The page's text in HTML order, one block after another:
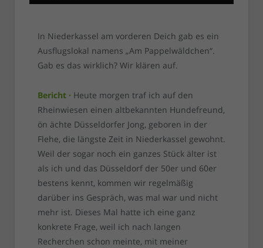
In Niederkassel am vorderen Deich gab es ein
Ausflugslokal namens „Am Pappelwäldchen“.
Gab es das wirklich? Wir klären auf.
Bericht · Heute morgen traf ich auf den
Rheinwiesen einen altbekannten Hundefreund,
ön ächte Düsseldorfer Jong, geboren in der
Flehe, die längste Zeit in Niederkassel gewohnt.
Weil der sogar noch ein ganzes Stück älter ist
als ich und das Düsseldorf der 50er und 60er
bestens kennt, kommen wir regelmäßig
darüber ins Gespräch, was mal war und nicht
mehr ist. Dieses Mal hatte ich eine ganz
konkrete Frage, weil ich nach langen
Recherchen schon meinte, mit meiner